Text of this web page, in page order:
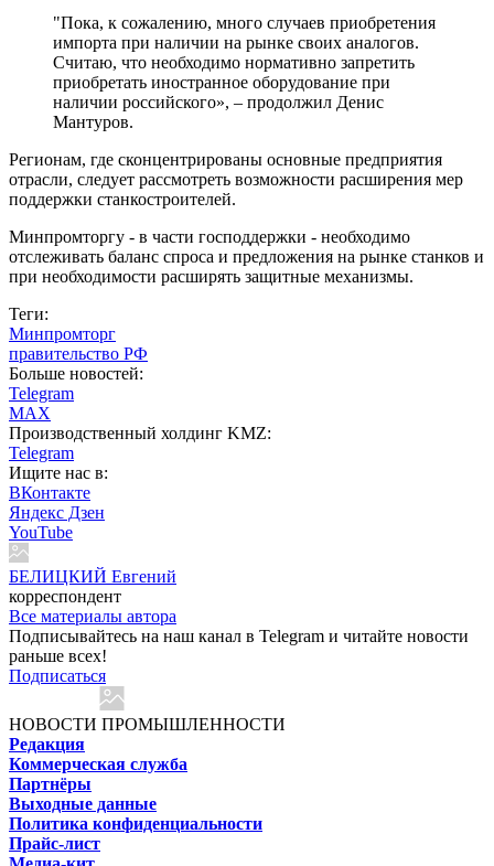
"Пока, к сожалению, много случаев приобретения
импорта при наличии на рынке своих аналогов.
Считаю, что необходимо нормативно запретить
приобретать иностранное оборудование при
наличии российского», – продолжил Денис
Мантуров.
Регионам, где сконцентрированы основные предприятия
отрасли, следует рассмотреть возможности расширения мер
поддержки станкостроителей.
Минпромторгу - в части господдержки - необходимо
отслеживать баланс спроса и предложения на рынке станков и
при необходимости расширять защитные механизмы.
Теги:
Минпромторг
правительство РФ
Больше новостей:
Telegram
MAX
Производственный холдинг KMZ:
Telegram
Ищите нас в:
ВКонтакте
Яндекс Дзен
YouTube
БЕЛИЦКИЙ Евгений
корреспондент
Все материалы автора
Подписывайтесь на наш канал в Telegram и читайте новости
раньше всех!
Подписаться
НОВОСТИ ПРОМЫШЛЕННОСТИ
Редакция
Коммерческая служба
Партнёры
Выходные данные
Политика конфиденциальности
Прайс-лист